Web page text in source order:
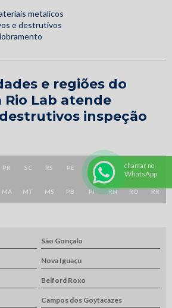
e regiões do
Rio Lab atende
inspeção
PR SC RS PE BA CE
GO e
DF
AM
MA MT MS PB PI RN RO RR
São Gonçalo
Nova Iguaçu
Belford Roxo
Campos dos Goytacazes
chamar no
WhatsApp